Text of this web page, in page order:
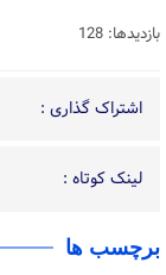
بازدیدها: 128
اشتراک گذاری :
لینک کوتاه :
برچسب ها